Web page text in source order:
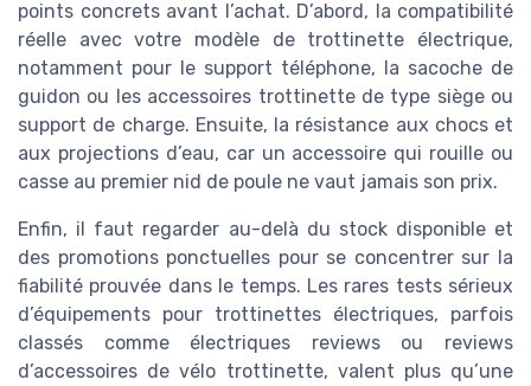
points concrets avant l’achat. D’abord, la compatibilité
réelle avec votre modèle de trottinette électrique,
notamment pour le support téléphone, la sacoche de
guidon ou les accessoires trottinette de type siège ou
support de charge. Ensuite, la résistance aux chocs et
aux projections d’eau, car un accessoire qui rouille ou
casse au premier nid de poule ne vaut jamais son prix.
Enfin, il faut regarder au-delà du stock disponible et
des promotions ponctuelles pour se concentrer sur la
fiabilité prouvée dans le temps. Les rares tests sérieux
d’équipements pour trottinettes électriques, parfois
classés comme électriques reviews ou reviews
d’accessoires de vélo trottinette, valent plus qu’une